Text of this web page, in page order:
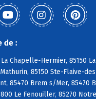
de :
Chapelle-Hermier, 85150
85150 Ste-Flaive-
85470 Brem s/Mer,
Le Fenouiller, 85270